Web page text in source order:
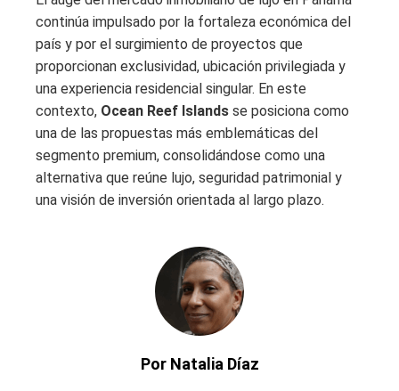
continúa impulsado por la fortaleza económica del
país y por el surgimiento de proyectos que
proporcionan exclusividad, ubicación privilegiada y
una experiencia residencial singular. En este
contexto, Ocean Reef Islands se posiciona como
una de las propuestas más emblemáticas del
segmento premium, consolidándose como una
alternativa que reúne lujo, seguridad patrimonial y
una visión de inversión orientada al largo plazo.
Por Natalia Díaz